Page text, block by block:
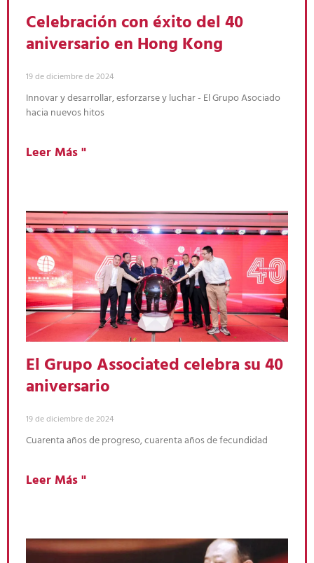
Celebración con éxito del 40
aniversario en Hong Kong
19 de diciembre de 2024
Innovar y desarrollar, esforzarse y luchar - El Grupo Asociado
hacia nuevos hitos
Leer Más "
El Grupo Associated celebra su 40
aniversario
19 de diciembre de 2024
Cuarenta años de progreso, cuarenta años de fecundidad
Leer Más "